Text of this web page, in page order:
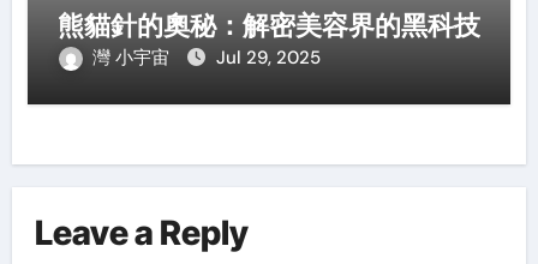
熊貓針的奧秘：解密美容界的黑科技
灣 小宇宙 Jul 29, 2025
Leave a Reply